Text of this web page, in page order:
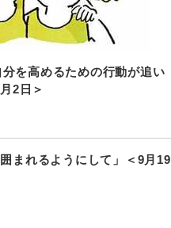
を高めるための行動が追い
2日＞
まれるようにして」＜9月19